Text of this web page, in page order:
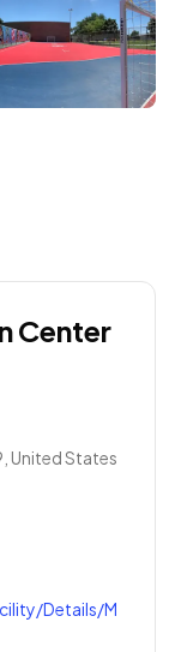
Center
United States
Details/M